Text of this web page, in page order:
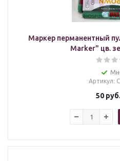
Маркер перманентный
Marker" цв.
Артикул:
50руб.